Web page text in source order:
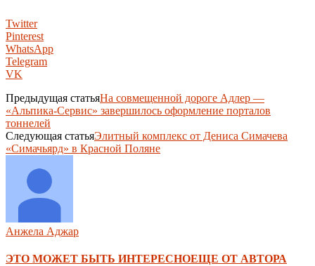
Twitter
Pinterest
WhatsApp
Telegram
VK
Предыдущая статьяНа совмещенной дороге Адлер —
«Альпика-Сервис» завершилось оформление порталов
тоннелей
Следующая статьяЭлитный комплекс от Дениса Симачева
«Симачьярд» в Красной Поляне
Анжела Аджар
ЭТО МОЖЕТ БЫТЬ ИНТЕРЕСНОЕЩЕ ОТ АВТОРА